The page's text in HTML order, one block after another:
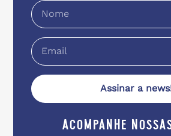
Assinar a
acompanhe